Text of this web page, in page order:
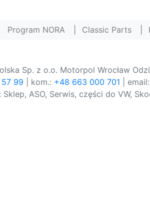
Program NORA Classic Parts
Sp. z o.o. Motorpol Wrocław
99 | kom.: +48 663 000 701 | email:
ASO, Serwis, części do VW,